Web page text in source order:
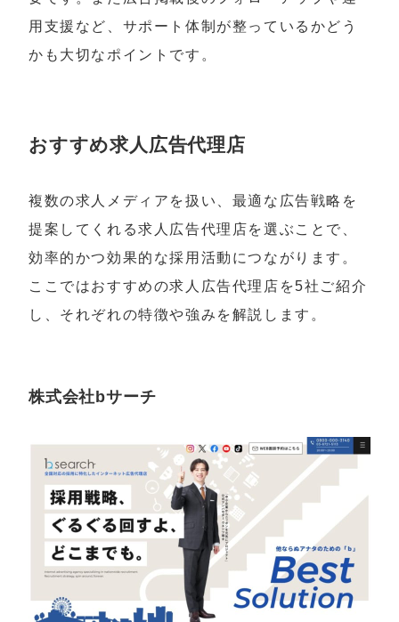
用支援など、サポート体制が整っているかどう
かも大切なポイントです。
おすすめ求人広告代理店
複数の求人メディアを扱い、最適な広告戦略を
提案してくれる求人広告代理店を選ぶことで、
効率的かつ効果的な採用活動につながります。
ここではおすすめの求人広告代理店を5社ご紹介
し、それぞれの特徴や強みを解説します。
株式会社bサーチ